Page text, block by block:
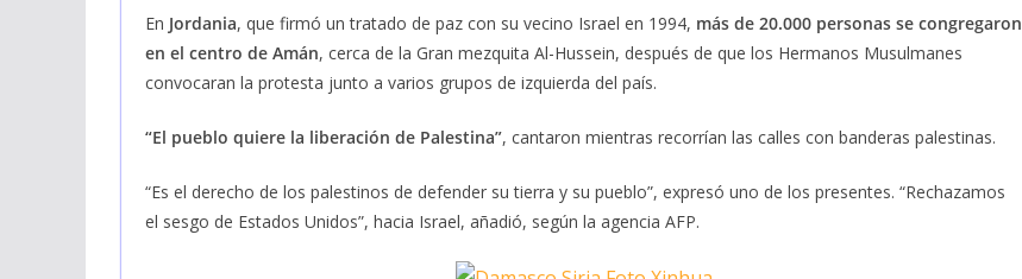
En Jordania, que firmó un tratado de paz con su vecino Israel en 1994, más de 20.000 personas se congregaron
en el centro de Amán, cerca de la Gran mezquita Al-Hussein, después de que los Hermanos Musulmanes
convocaran la protesta junto a varios grupos de izquierda del país.
“El pueblo quiere la liberación de Palestina”, cantaron mientras recorrían las calles con banderas palestinas.
“Es el derecho de los palestinos de defender su tierra y su pueblo”, expresó uno de los presentes. “Rechazamos
el sesgo de Estados Unidos”, hacia Israel, añadió, según la agencia AFP.